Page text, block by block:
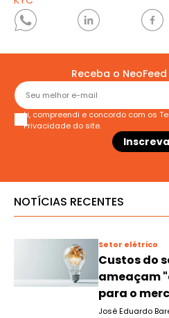
Receba o
Li, compreendi e concordo com os
Privacidade do site.
NOTÍCIAS RECENTES
Setor elétrico
Custos do
ameaçam
para o
José Eduardo